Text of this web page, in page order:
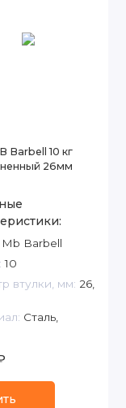
Barbell 10 кг
26мм
Mb Barbell
10
втулки, мм: 26,
Сталь,